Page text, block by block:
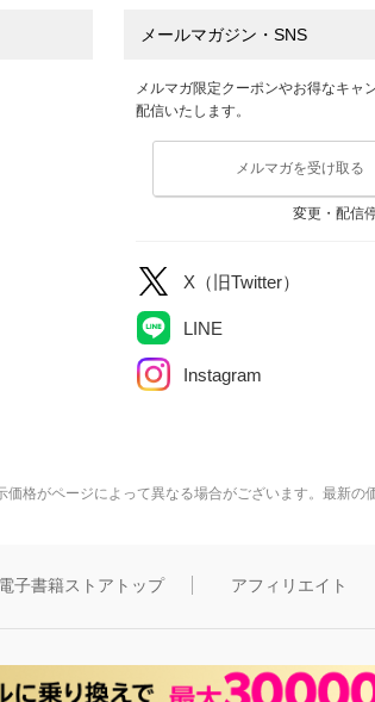
メールマガジン・SNS
メルマガ限定クーポンやお得なキャ
配信いたします。
メルマガを受け取る
変更・配信
X（旧Twitter）
LINE
Instagram
格がページによって異なる場合がございます。最新の
子書籍ストアトップ アフィリエイト